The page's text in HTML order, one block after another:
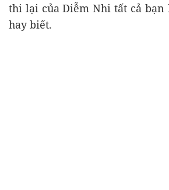
thi lại của Diễm Nhi tất cả bạn
hay biết.